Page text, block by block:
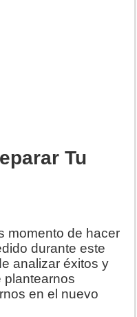
Tu
momento de hacer
durante este
analizar éxitos y
plantearnos
en el nuevo